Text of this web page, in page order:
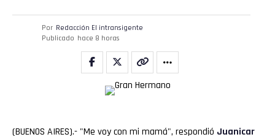
Por Redacción El intransigente
Publicado hace 8 horas
(BUENOS AIRES).- "Me voy con mi mamá", respondió Juanicar